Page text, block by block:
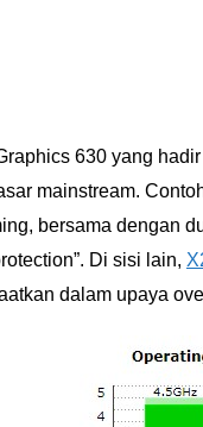
630 yang
mainstream.
bersama dengan
Di sisi lain,
dalam upaya